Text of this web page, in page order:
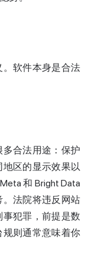
软件本身是合法
合法用途：保护
区的显示效果以
和 Bright Data
法院将违反网站
犯罪， 前提是数
则通常意味着你